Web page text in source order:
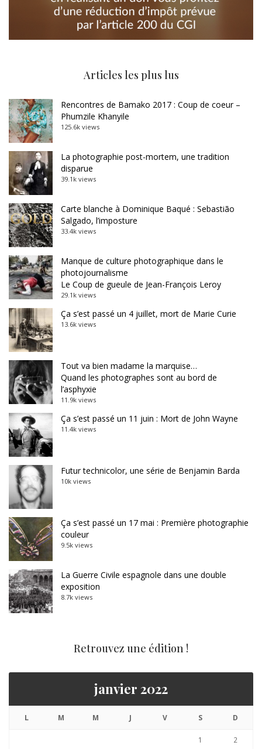
Articles les plus lus
Rencontres de Bamako 2017 : Coup de coeur –
Phumzile Khanyile
125.6k views
La photographie post-mortem, une tradition
disparue
39.1k views
Carte blanche à Dominique Baqué : Sebastião
Salgado, l’imposture
33.4k views
Manque de culture photographique dans le
photojournalisme
Le Coup de gueule de Jean-François Leroy
29.1k views
Ça s’est passé un 4 juillet, mort de Marie Curie
13.6k views
Tout va bien madame la marquise…
Quand les photographes sont au bord de
l’asphyxie
11.9k views
Ça s’est passé un 11 juin : Mort de John Wayne
11.4k views
Futur technicolor, une série de Benjamin Barda
10k views
Ça s’est passé un 17 mai : Première photographie
couleur
9.5k views
La Guerre Civile espagnole dans une double
exposition
8.7k views
Retrouvez une édition !
janvier 2022
L M M J V S D
1 2